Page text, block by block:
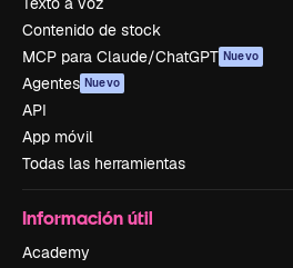
Contenido de stock
MCP para Claude/ChatGPT Nuevo
Agentes Nuevo
API
App móvil
Todas las herramientas
Información útil
Academy